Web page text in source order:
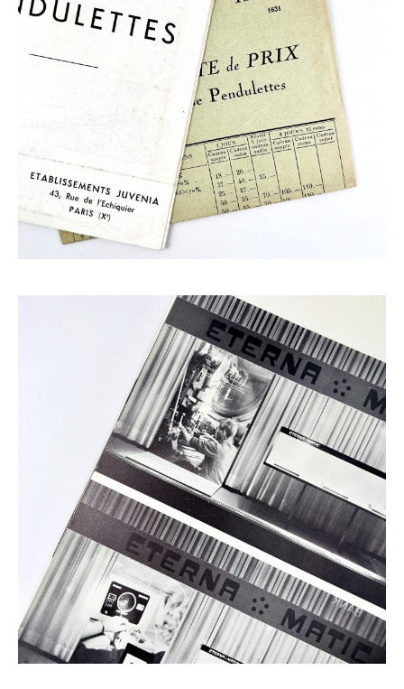
CATALOGUE « PENDULETTES » JUVENIA N°75
150,00€
ETERNA « NOUS MESURONS LE TEMPS » CA. 1960
250,00€